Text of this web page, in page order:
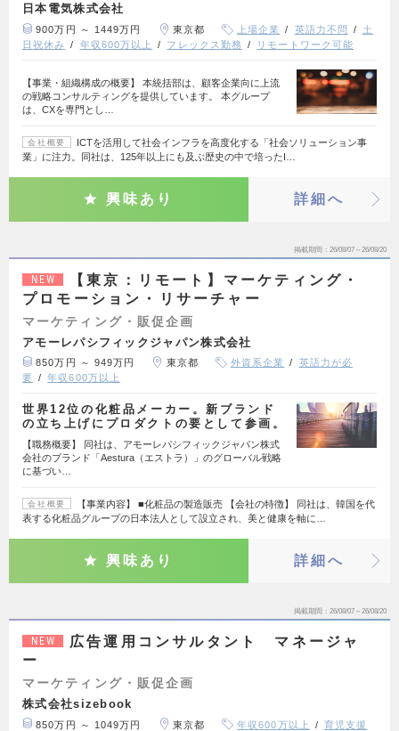
日本電気株式会社
900万円 ～ 1449万円 東京都 上場企業 英語力不問
土
日祝休み
年収600万以上 フレックス勤務 リモートワーク可能
【事業・組織構成の概要】 本統括部は、顧客企業向に上流
の戦略コンサルティングを提供しています。 本グループ
は、CXを専門とし…
会社概要
ICTを活用して社会インフラを高度化する「社会ソリューション事
業」に注力。同社は、125年以上にも及ぶ歴史の中で培ったI…
興味あり 詳細へ
掲載期間 26/08/07～26/08/20
NEW
【東京：リモート】マーケティング・
プロモーション・リサーチャー
マーケティング・販促企画
アモーレパシフィックジャパン株式会社
850万円 ～ 949万円 東京都 外資系企業
英語力が必
要
年収600万以上
世界12位の化粧品メーカー。新ブランド
の立ち上げにプロダクトの要として参画。
【職務概要】 同社は、アモーレパシフィックジャパン株式
会社のブランド「Aestura（エストラ）」のグローバル戦略
に基づい…
会社概要
【事業内容】 ■化粧品の製造販売 【会社の特徴】 同社は、韓国を代
表する化粧品グループの日本法人として設立され、美と健康を軸に…
興味あり 詳細へ
掲載期間 26/08/07～26/08/20
NEW
広告運用コンサルタント マネージャ
ー
マーケティング・販促企画
株式会社sizebook
850万円 ～ 1049万円 東京都 年収600万以上
育児支援